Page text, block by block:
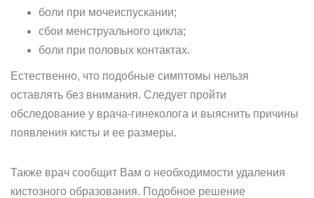
боли при мочеиспускании;
сбои менструального цикла;
боли при половых контактах.
Естественно, что подобные симптомы нельзя
оставлять без внимания. Следует пройти
обследование у врача-гинеколога и выяснить причины
появления кисты и ее размеры.
Также врач сообщит Вам о необходимости удаления
кистозного образования. Подобное решение